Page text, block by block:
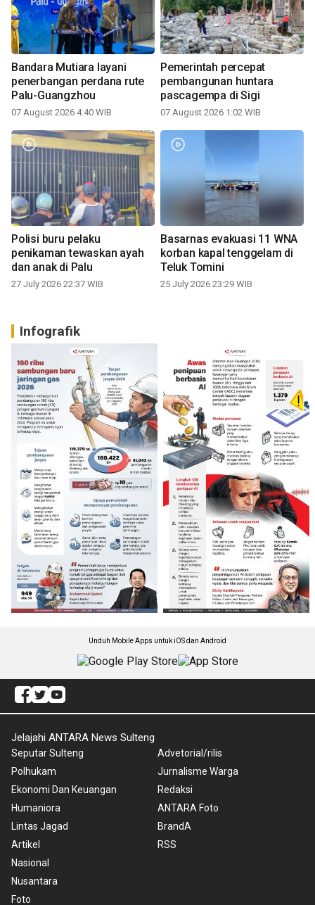
Bandara Mutiara layani
penerbangan perdana rute
Palu-Guangzhou
07 August 2026 4:40 WIB
Pemerintah percepat
pembangunan huntara
pascagempa di Sigi
07 August 2026 1:02 WIB
Polisi buru pelaku
penikaman tewaskan ayah
dan anak di Palu
27 July 2026 22:37 WIB
Basarnas evakuasi 11 WNA
korban kapal tenggelam di
Teluk Tomini
25 July 2026 23:29 WIB
Infografik
Unduh Mobile Apps untuk iOS dan Android
Jelajahi ANTARA News Sulteng
Seputar Sulteng
Polhukam
Ekonomi Dan Keuangan
Humaniora
Lintas Jagad
Artikel
Nasional
Nusantara
Foto
Advetorial/rilis
Jurnalisme Warga
Redaksi
ANTARA Foto
BrandA
RSS